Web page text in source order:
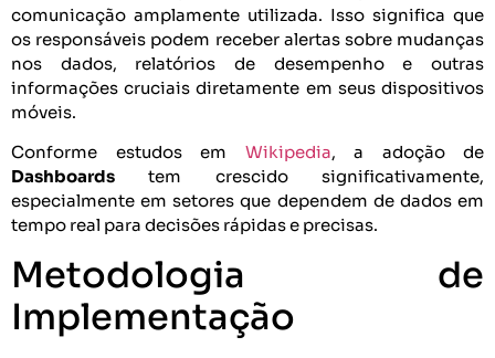
comunicação amplamente utilizada. Isso significa que
os responsáveis podem receber alertas sobre mudanças
nos dados, relatórios de desempenho e outras
informações cruciais diretamente em seus dispositivos
móveis.
Conforme estudos em Wikipedia, a adoção de
Dashboards tem crescido significativamente,
especialmente em setores que dependem de dados em
tempo real para decisões rápidas e precisas.
Metodologia de
Implementação